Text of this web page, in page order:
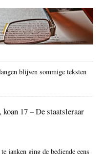
blijven sommige teksten
17 – De staatsleraar
janken ging de bediende eens